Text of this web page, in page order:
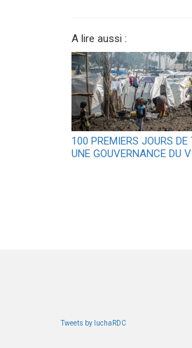
A lire aussi :
100 PREMIERS JOURS DE
UNE GOUVERNANCE DU
Tweets by luchaRDC